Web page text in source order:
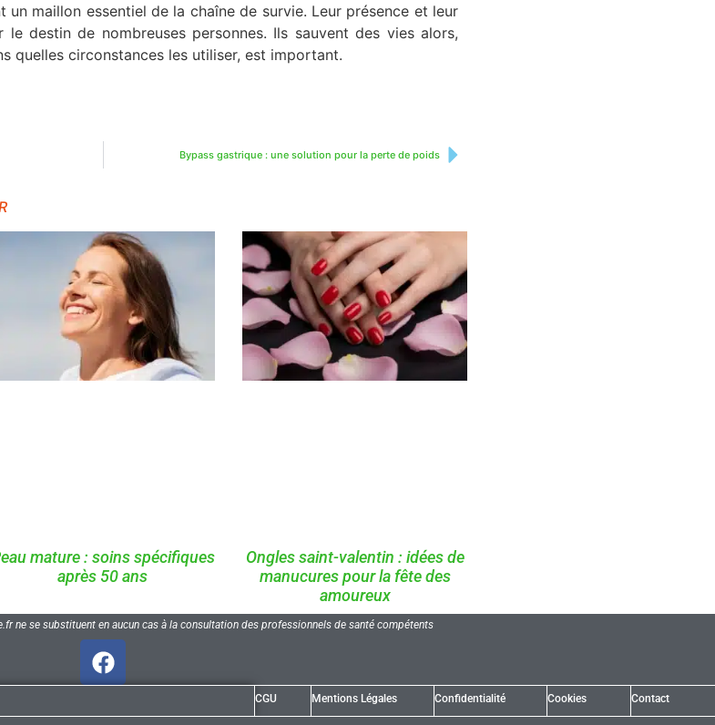
maillon essentiel de la chaîne de survie. Leur présence et leur
destin de nombreuses personnes. Ils sauvent des vies alors,
quelles circonstances les utiliser, est important.
Bypass gastrique : une solution pour la perte de poids
mature : soins spécifiques
après 50 ans
Ongles saint-valentin : idées de
manucures pour la fête des
amoureux
ne se substituent en aucun cas à la consultation des professionnels de santé compétents
CGU Mentions Légales Confidentialité Cookies Contact